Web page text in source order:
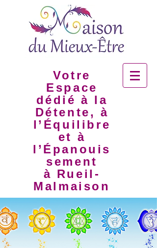
Votre
Espace
dédié à la
Détente, à
l’Équilibre
et à
l’Épanouis
sement
à Rueil-
Malmaison